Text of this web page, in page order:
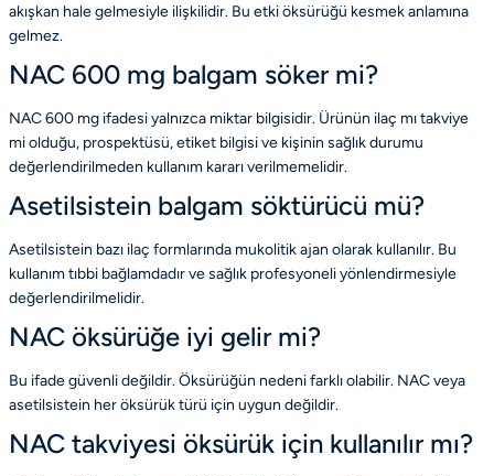
akışkan hale gelmesiyle ilişkilidir. Bu etki öksürüğü kesmek anlamına
gelmez.
NAC 600 mg balgam söker mi?
NAC 600 mg ifadesi yalnızca miktar bilgisidir. Ürünün ilaç mı takviye
mi olduğu, prospektüsü, etiket bilgisi ve kişinin sağlık durumu
değerlendirilmeden kullanım kararı verilmemelidir.
Asetilsistein balgam söktürücü mü?
Asetilsistein bazı ilaç formlarında mukolitik ajan olarak kullanılır. Bu
kullanım tıbbi bağlamdadır ve sağlık profesyoneli yönlendirmesiyle
değerlendirilmelidir.
NAC öksürüğe iyi gelir mi?
Bu ifade güvenli değildir. Öksürüğün nedeni farklı olabilir. NAC veya
asetilsistein her öksürük türü için uygun değildir.
NAC takviyesi öksürük için kullanılır mı?